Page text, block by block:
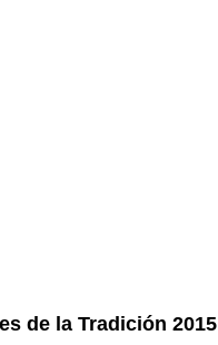
de la Tradición 2015